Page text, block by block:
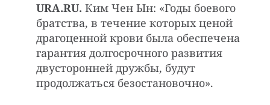
URA.RU. Ким Чен Ын: «Годы боевого
братства, в течение которых ценой
драгоценной крови была обеспечена
гарантия долгосрочного развития
двусторонней дружбы, будут
продолжаться безостановочно».